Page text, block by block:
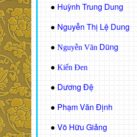
● Huỳnh Trung Dung
● Nguyễn Thị Lệ Dung
● Nguyễn Văn Dũng
● Kiến Đen
● Dương Đệ
● Phạm Văn Định
● Võ Hữu Giảng